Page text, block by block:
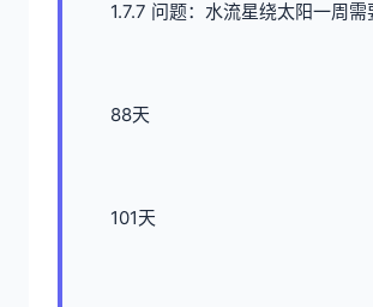
1.7.7 问题：水流星绕太阳一周需
88天
101天